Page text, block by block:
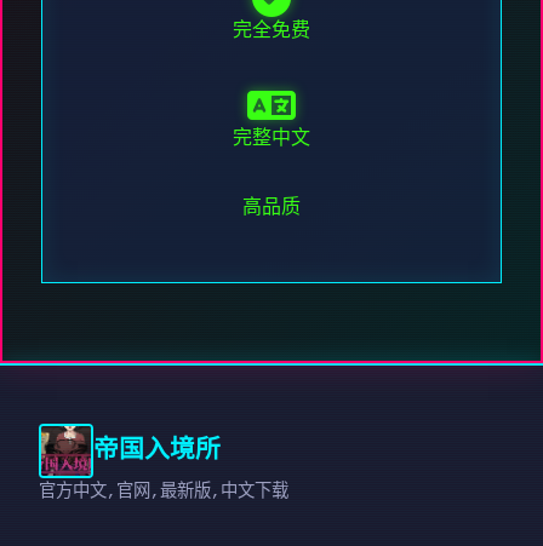
完全免费
完整中文
高品质
帝国入境所
官方中文,官网,最新版,中文下载